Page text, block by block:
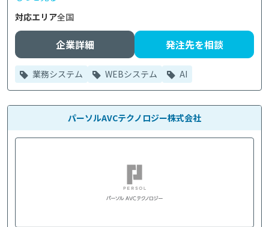
対応エリア全国
企業詳細 発注先を相談
業務システム WEBシステム AI
パーソルAVCテクノロジー株式会社